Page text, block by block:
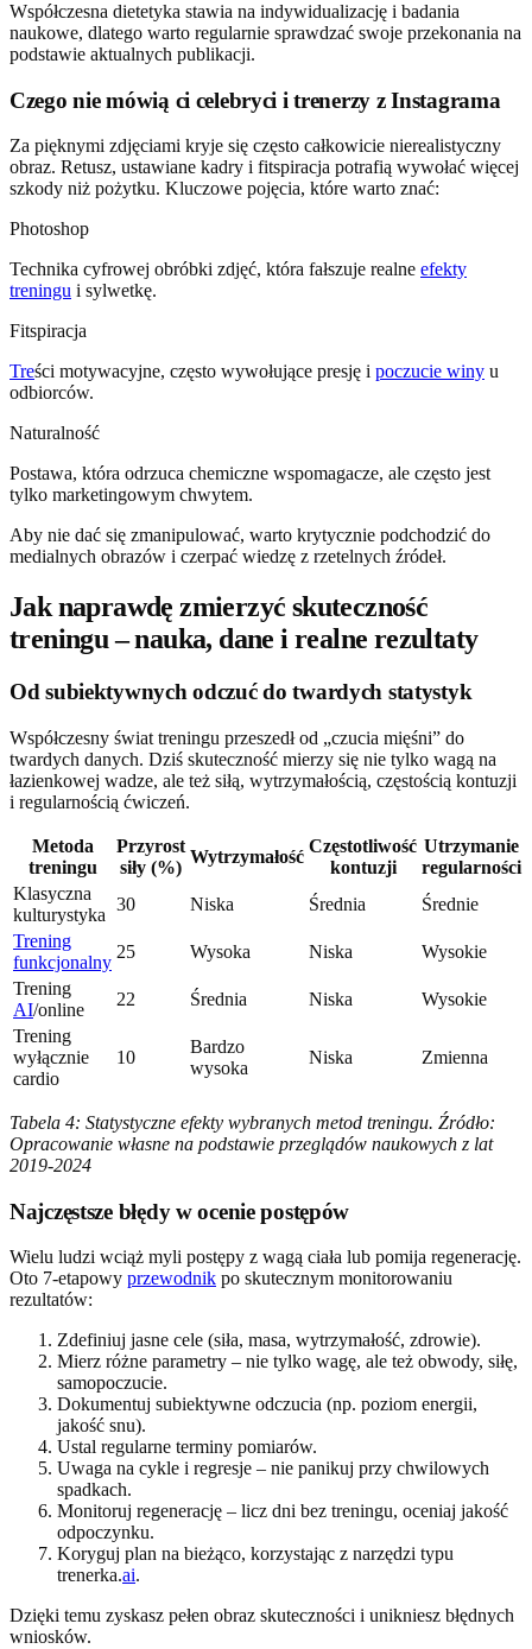
Współczesna dietetyka stawia na indywidualizację i badania
naukowe, dlatego warto regularnie sprawdzać swoje przekonania na
podstawie aktualnych publikacji.
Czego nie mówią ci celebryci i trenerzy z Instagrama
Za pięknymi zdjęciami kryje się często całkowicie nierealistyczny
obraz. Retusz, ustawiane kadry i fitspiracja potrafią wywołać więcej
szkody niż pożytku. Kluczowe pojęcia, które warto znać:
Photoshop
Technika cyfrowej obróbki zdjęć, która fałszuje realne efekty
treningu i sylwetkę.
Fitspiracja
Treści motywacyjne, często wywołujące presję i poczucie winy u
odbiorców.
Naturalność
Postawa, która odrzuca chemiczne wspomagacze, ale często jest
tylko marketingowym chwytem.
Aby nie dać się zmanipulować, warto krytycznie podchodzić do
medialnych obrazów i czerpać wiedzę z rzetelnych źródeł.
Jak naprawdę zmierzyć skuteczność
treningu – nauka, dane i realne rezultaty
Od subiektywnych odczuć do twardych statystyk
Współczesny świat treningu przeszedł od „czucia mięśni” do
twardych danych. Dziś skuteczność mierzy się nie tylko wagą na
łazienkowej wadze, ale też siłą, wytrzymałością, częstością kontuzji
i regularnością ćwiczeń.
Metoda
treningu
Przyrost
siły (%)
Wytrzymałość
Częstotliwość
kontuzji
Utrzymanie
regularności
Klasyczna
kulturystyka
30 Niska Średnia
Średnie
Trening
funkcjonalny
25 Wysoka Niska
Wysokie
Trening
AI/online
22 Średnia Niska
Wysokie
Trening
wyłącznie
cardio
10
Bardzo
wysoka
Niska Zmienna
Tabela 4: Statystyczne efekty wybranych metod treningu. Źródło:
Opracowanie własne na podstawie przeglądów naukowych z lat
2019-2024
Najczęstsze błędy w ocenie postępów
Wielu ludzi wciąż myli postępy z wagą ciała lub pomija regenerację.
Oto 7-etapowy przewodnik po skutecznym monitorowaniu
rezultatów:
Zdefiniuj jasne cele (siła, masa, wytrzymałość, zdrowie).
Mierz różne parametry – nie tylko wagę, ale też obwody, siłę,
samopoczucie.
Dokumentuj subiektywne odczucia (np. poziom energii,
jakość snu).
Ustal regularne terminy pomiarów.
Uwaga na cykle i regresje – nie panikuj przy chwilowych
spadkach.
Monitoruj regenerację – licz dni bez treningu, oceniaj jakość
odpoczynku.
Koryguj plan na bieżąco, korzystając z narzędzi typu
trenerka.ai.
Dzięki temu zyskasz pełen obraz skuteczności i unikniesz błędnych
wniosków.